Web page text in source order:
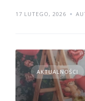
17 LUTEGO, 2026
AKTUALNOŚCI